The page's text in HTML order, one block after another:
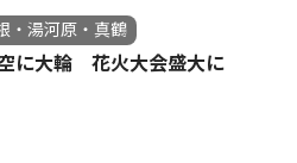
・湯河原・真鶴
に大輪 花火大会盛大に